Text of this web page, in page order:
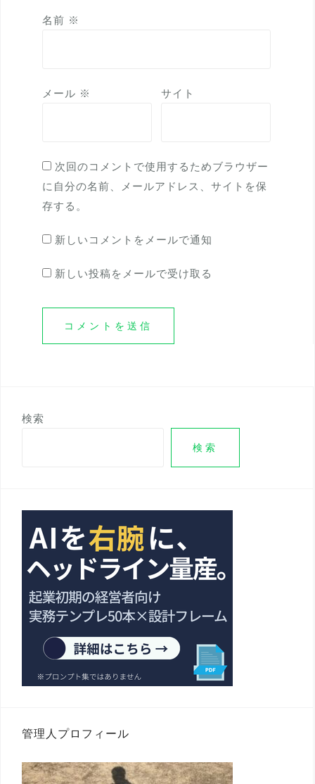
名前 ※
メール ※ サイト
次回のコメントで使用するためブラウザー
に自分の名前、メールアドレス、サイトを保
存する。
新しいコメントをメールで通知
新しい投稿をメールで受け取る
検索
検索
管理人プロフィール